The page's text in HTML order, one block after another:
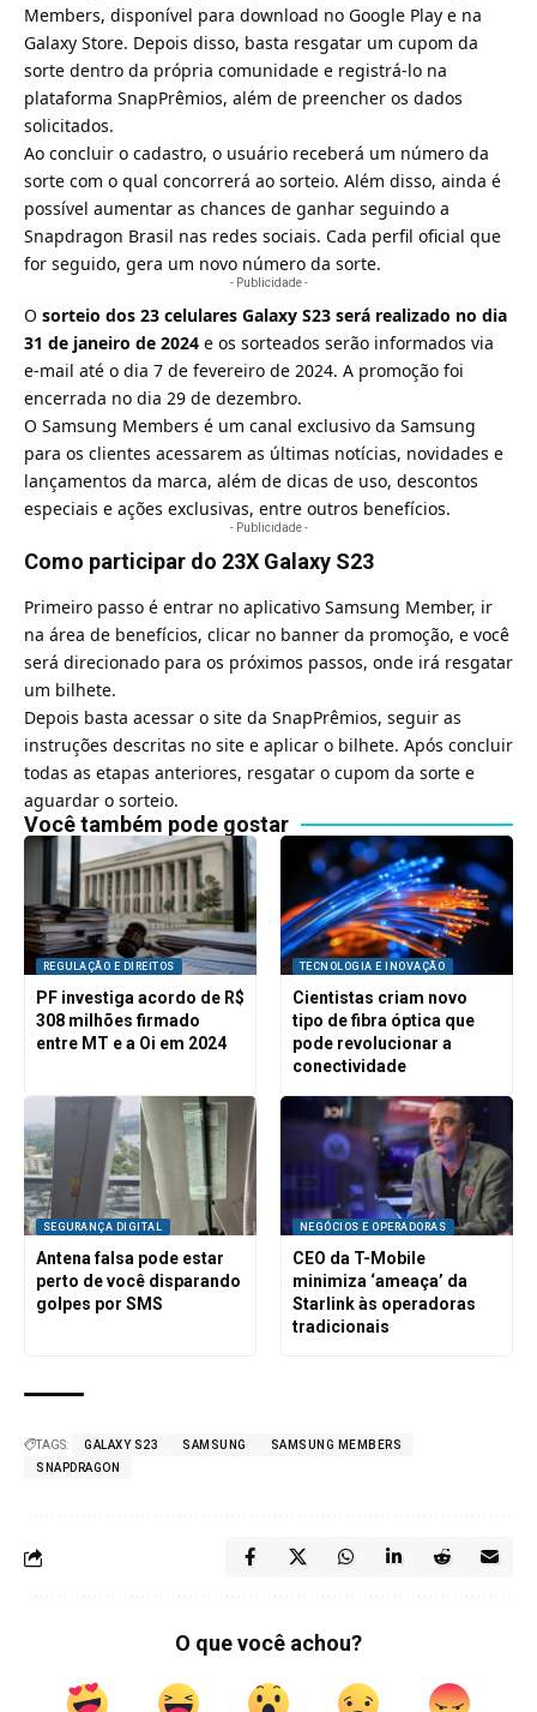
Members, disponível para download no Google Play e na
Galaxy Store. Depois disso, basta resgatar um cupom da
sorte dentro da própria comunidade e registrá-lo na
plataforma SnapPrêmios, além de preencher os dados
solicitados.
Ao concluir o cadastro, o usuário receberá um número da
sorte com o qual concorrerá ao sorteio. Além disso, ainda é
possível aumentar as chances de ganhar seguindo a
Snapdragon Brasil nas redes sociais. Cada perfil oficial que
for seguido, gera um novo número da sorte.
- Publicidade -
O sorteio dos 23 celulares Galaxy S23 será realizado no dia
31 de janeiro de 2024 e os sorteados serão informados via
e-mail até o dia 7 de fevereiro de 2024. A promoção foi
encerrada no dia 29 de dezembro.
O Samsung Members é um canal exclusivo da Samsung
para os clientes acessarem as últimas notícias, novidades e
lançamentos da marca, além de dicas de uso, descontos
especiais e ações exclusivas, entre outros benefícios.
- Publicidade -
Como participar do 23X Galaxy S23
Primeiro passo é entrar no aplicativo Samsung Member, ir
na área de benefícios, clicar no banner da promoção, e você
será direcionado para os próximos passos, onde irá resgatar
um bilhete.
Depois basta acessar o site da SnapPrêmios, seguir as
instruções descritas no site e aplicar o bilhete. Após concluir
todas as etapas anteriores, resgatar o cupom da sorte e
aguardar o sorteio.
Você também pode gostar
REGULAÇÃO E DIREITOS
PF investiga acordo de R$
308 milhões firmado
entre MT e a Oi em 2024
TECNOLOGIA E INOVAÇÃO
Cientistas criam novo
tipo de fibra óptica que
pode revolucionar a
conectividade
SEGURANÇA DIGITAL
Antena falsa pode estar
perto de você disparando
golpes por SMS
NEGÓCIOS E OPERADORAS
CEO da T-Mobile
minimiza ‘ameaça’ da
Starlink às operadoras
tradicionais
TAGS: GALAXY S23 SAMSUNG
SAMSUNG MEMBERS
SNAPDRAGON
O que você achou?